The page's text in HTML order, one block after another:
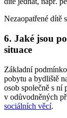
Nezaopatřené dítě
6. Jaké jsou
situace
Základní
pobytu a bydliště
osob společně s ní
v odůvodněných
sociálních věcí.